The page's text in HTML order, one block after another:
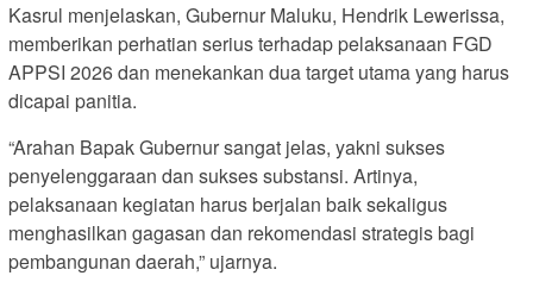
Kasrul menjelaskan, Gubernur Maluku, Hendrik Lewerissa,
memberikan perhatian serius terhadap pelaksanaan FGD
APPSI 2026 dan menekankan dua target utama yang harus
dicapai panitia.
“Arahan Bapak Gubernur sangat jelas, yakni sukses
penyelenggaraan dan sukses substansi. Artinya,
pelaksanaan kegiatan harus berjalan baik sekaligus
menghasilkan gagasan dan rekomendasi strategis bagi
pembangunan daerah,” ujarnya.